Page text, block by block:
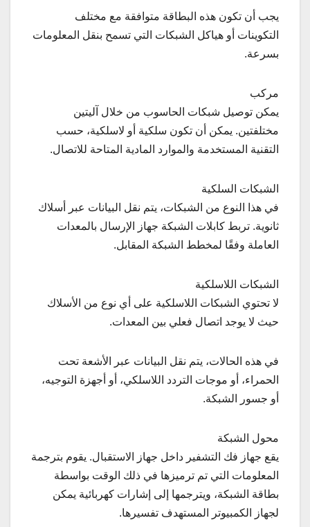
يجب أن تكون هذه البطاقة متوافقة مع مختلف
التكوينات أو هياكل الشبكات التي تسمح بنقل المعلومات
بسرعة.
مركب
يمكن توصيل شبكات الحاسوب من خلال آليتين
مختلفتين. يمكن أن تكون سلكية أو لاسلكية، حسب
التقنية المستخدمة والموارد المادية المتاحة للاتصال.
الشبكات السلكية
في هذا النوع من الشبكات، يتم نقل البيانات عبر أسلاك
ثانوية. تربط كابلات الشبكة جهاز الإرسال بالمعدات
العاملة وفقًا لمخطط الشبكة المقابل.
الشبكات اللاسلكية
لا تحتوي الشبكات اللاسلكية على أي نوع من الأسلاك
حيث لا يوجد اتصال فعلي بين المعدات.
في هذه الحالات، يتم نقل البيانات عبر الأشعة تحت
الحمراء، أو موجات التردد اللاسلكي، أو أجهزة التوجيه،
أو جسور الشبكة.
محول الشبكة
يقع جهاز فك التشفير داخل جهاز الاستقبال. يقوم بترجمة
المعلومات التي تم ترميزها في ذلك الوقت بواسطة
بطاقة الشبكة، ويترجمها إلى إشارات كهربائية يمكن
لجهاز الكمبيوتر المستهدف تفسيرها.